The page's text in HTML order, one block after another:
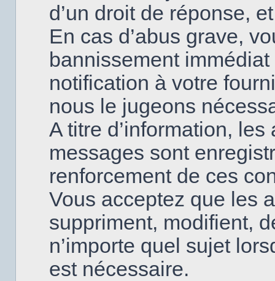
d’un droit de réponse,
En cas d’abus grave,
bannissement
notification à votre
nous le jugeons
A titre d’information,
messages sont
renforcement de ces
Vous acceptez que les
suppriment, modifient,
n’importe quel sujet
est nécessaire.